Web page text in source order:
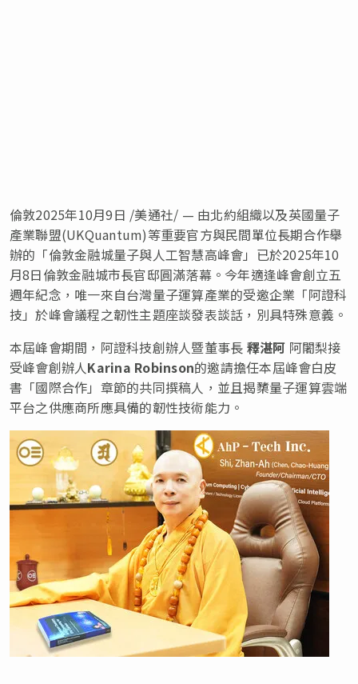
倫敦2025年10月9日 /美通社/ — 由北約組織以及英國量子
產業聯盟(UKQuantum)等重要官方與民間單位長期合作舉
辦的「倫敦金融城量子與人工智慧高峰會」已於2025年10
月8日倫敦金融城市長官邸圓滿落幕。今年適逢峰會創立五
週年紀念，唯一來自台灣量子運算產業的受邀企業「阿證科
技」於峰會議程之韌性主題座談發表談話，別具特殊意義。
本屆峰會期間，阿證科技創辦人暨董事長 釋湛阿 阿闍梨接
受峰會創辦人Karina Robinson的邀請擔任本屆峰會白皮
書「國際合作」章節的共同撰稿人，並且揭櫫量子運算雲端
平台之供應商所應具備的韌性技術能力。